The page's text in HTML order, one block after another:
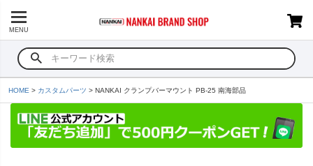
MENU
HOME カスタムパーツ NANKAI クランプバーマウント PB-25 南海部品